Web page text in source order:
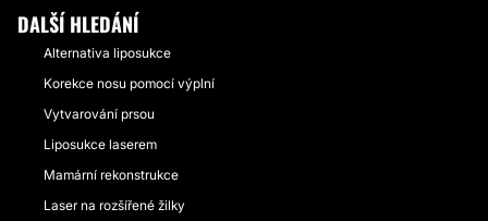
DALŠÍ HLEDÁNÍ
Alternativa liposukce
Korekce nosu pomocí výplní
Vytvarování prsou
Liposukce laserem
Mamární rekonstrukce
Laser na rozšířené žilky